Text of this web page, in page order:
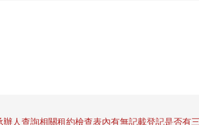
人查詢相關租約檢查表內有無記載登記是否有